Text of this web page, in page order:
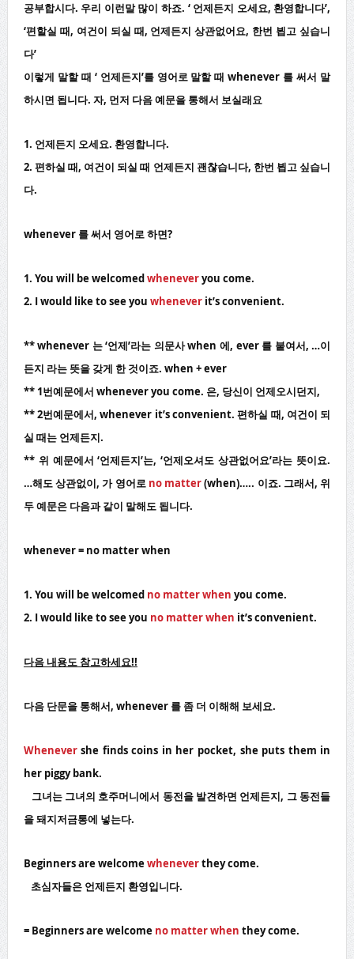
공부합시다. 우리 이런말 많이 하죠. ‘ 언제든지 오세요, 환영합니다’,
‘편할실 때, 여건이 되실 때, 언제든지 상관없어요, 한번 뵙고 싶습니
다’
이렇게 말할 때 ‘ 언제든지’를 영어로 말할 때 whenever 를 써서 말
하시면 됩니다. 자, 먼저 다음 예문을 통해서 보실래요
1. 언제든지 오세요. 환영합니다.
2. 편하실 때, 여건이 되실 때 언제든지 괜찮습니다, 한번 뵙고 싶습니
다.
whenever 를 써서 영어로 하면?
1. You will be welcomedwheneveryou come.
2. I would like to see you wheneverit’s convenient.
** whenever 는 ‘언제’라는 의문사 when 에, ever 를 붙여서, …이
든지 라는 뜻을 갖게 한 것이죠. when + ever
** 1번예문에서 whenever you come. 은, 당신이 언제오시던지,
** 2번예문에서, whenever it’s convenient. 편하실 때, 여건이 되
실 때는 언제든지.
** 위 예문에서 ‘언제든지’는, ‘언제오셔도 상관없어요’라는 뜻이요.
…해도 상관없이, 가 영어로 no matter(when)….. 이죠. 그래서, 위
두 예문은 다음과 같이 말해도 됩니다.
whenever = no matter when
1. You will be welcomedno matter when you come.
2. I would like to see you no matter when it’s convenient.
다음 내용도 참고하세요!!
다음 단문을 통해서, whenever 를 좀 더 이해해 보세요.
Whenevershe finds coins in her pocket, she puts them in
her piggy bank.
그녀는 그녀의 호주머니에서 동전을 발견하면 언제든지, 그 동전들
을 돼지저금통에 넣는다.
Beginners are welcome wheneverthey come.
초심자들은 언제든지 환영입니다.
= Beginners are welcome no matterwhen they come.